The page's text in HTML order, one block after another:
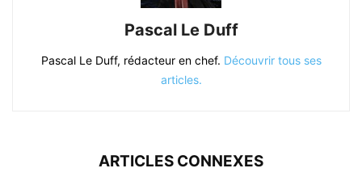
Pascal Le Duff
Pascal Le Duff, rédacteur en chef. Découvrir tous ses
articles.
ARTICLES CONNEXES